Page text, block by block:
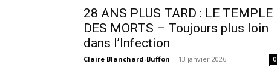
28 ANS PLUS TARD : LE TEMPLE
DES MORTS – Toujours plus loin
dans l’Infection
Claire Blanchard-Buffon - 13 janvier 2026 0